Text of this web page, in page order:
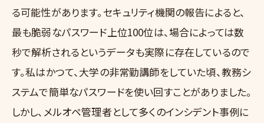
る可能性があります。セキュリティ機関の報告によると、
最も脆弱なパスワード上位100位は、場合によっては数
秒で解析されるというデータも実際に存在しているので
す。私はかつて、大学の非常勤講師をしていた頃、教務シ
ステムで簡単なパスワードを使い回すことがありました。
しかし、メルオペ管理者として多くのインシデント事例に